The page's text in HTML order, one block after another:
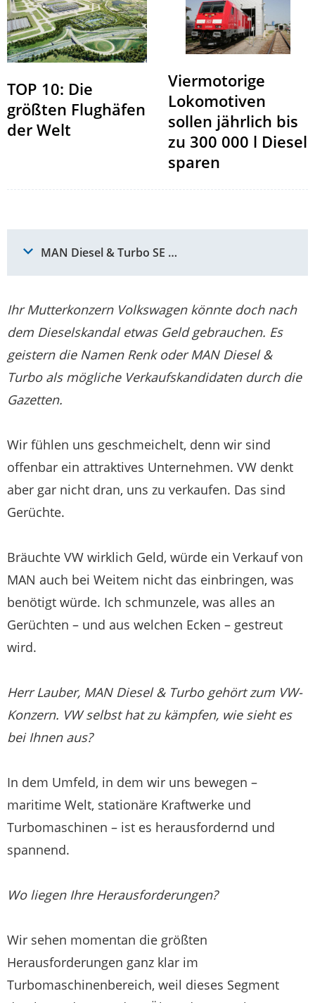
TOP 10: Die
größten Flughäfen
der Welt
Viermotorige
Lokomotiven
sollen jährlich bis
zu 300 000 l Diesel
sparen
MAN Diesel & Turbo SE …
Ihr Mutterkonzern Volkswagen könnte doch nach
dem Dieselskandal etwas Geld gebrauchen. Es
geistern die Namen Renk oder MAN Diesel &
Turbo als mögliche Verkaufskandidaten durch die
Gazetten.
Wir fühlen uns geschmeichelt, denn wir sind
offenbar ein attraktives Unternehmen. VW denkt
aber gar nicht dran, uns zu verkaufen. Das sind
Gerüchte.
Bräuchte VW wirklich Geld, würde ein Verkauf von
MAN auch bei Weitem nicht das einbringen, was
benötigt würde. Ich schmunzele, was alles an
Gerüchten – und aus welchen Ecken – gestreut
wird.
Herr Lauber, MAN Diesel & Turbo gehört zum VW-
Konzern. VW selbst hat zu kämpfen, wie sieht es
bei Ihnen aus?
In dem Umfeld, in dem wir uns bewegen –
maritime Welt, stationäre Kraftwerke und
Turbomaschinen – ist es herausfordernd und
spannend.
Wo liegen Ihre Herausforderungen?
Wir sehen momentan die größten
Herausforderungen ganz klar im
Turbomaschinenbereich, weil dieses Segment